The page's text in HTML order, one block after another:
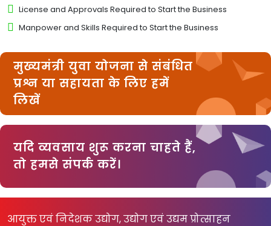
License and Approvals Required to Start the Business
Manpower and Skills Required to Start the Business
मुख्यमंत्री युवा योजना से संबंधित
प्रश्न या सहायता के लिए हमें
लिखें
यदि व्यवसाय शुरू करना चाहते हैं,
तो हमसे संपर्क करें।
आयुक्त एवं निदेशक उद्योग, उद्योग एवं उद्यम प्रोत्साहन